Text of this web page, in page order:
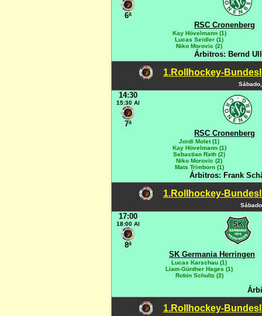
6ª
RSC Cronenberg
Kay Hövelmann (1)
Lucas Seidler (1)
Niko Morovic (2)
Árbitros: Bernd
1.Rollhockey-
14:30
15:30 Al
7ª
RSC Cronenberg
Jordi Molet (1)
Kay Hövelmann (1)
Sebastian Rath (2)
Niko Morovic (2)
Mats Trimborn (1)
Árbitros: Frank
1.Rollhockey-
17:00
18:00 Al
8ª
SK Germania Herringen
Lucas Karschau (1)
Liam-Günther Hages (1)
Robin Schultz (3)
1.Rollhockey-